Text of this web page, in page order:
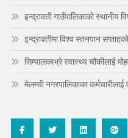
इन्द्रावती गाउँपालिकाको स्थानीय
इन्द्रावतीमा विश्व स्तनपान
सिम्पालकाभ्रे स्वास्थ्य चौकीलाई
मेलम्ची नगरपालिकाका